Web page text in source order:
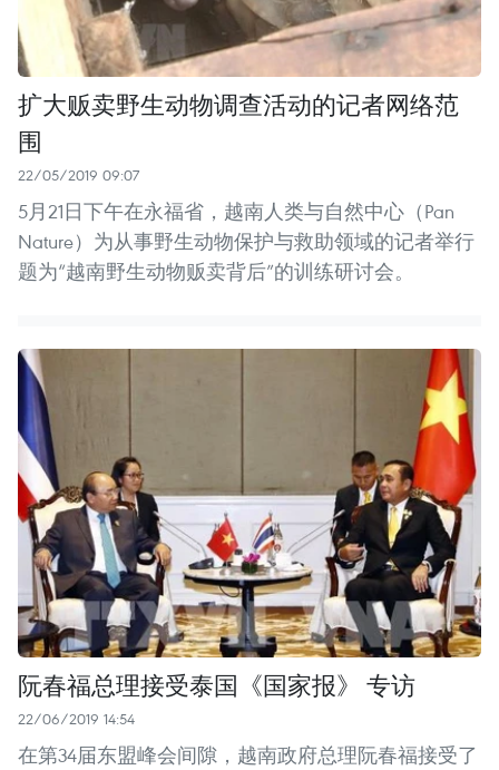
扩大贩卖野生动物调查活动的记者网络范
围
22/05/2019 09:07
5月21日下午在永福省，越南人类与自然中心（Pan
Nature）为从事野生动物保护与救助领域的记者举行
题为“越南野生动物贩卖背后”的训练研讨会。
阮春福总理接受泰国《国家报》 专访
22/06/2019 14:54
在第34届东盟峰会间隙，越南政府总理阮春福接受了